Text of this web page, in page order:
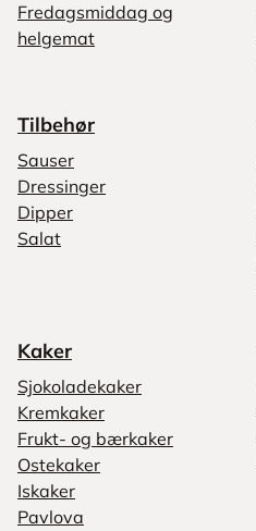
Fredagsmiddag og
helgemat
Tilbehør
Sauser
Dressinger
Dipper
Salat
Kaker
Sjokoladekaker
Kremkaker
Frukt- og bærkaker
Ostekaker
Iskaker
Pavlova